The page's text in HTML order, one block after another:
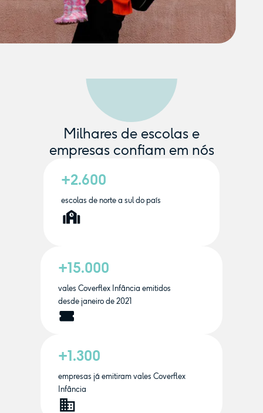
Milhares de escolas e
empresas confiam em nós
+2.600
escolas de norte a sul do país
+15.000
vales Coverflex Infância emitidos
desde janeiro de 2021
+1.300
empresas já emitiram vales Coverflex
Infância